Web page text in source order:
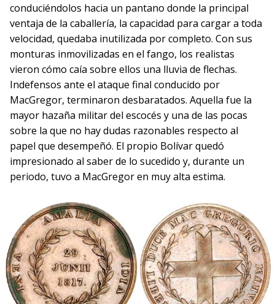
conduciéndolos hacia un pantano donde la principal
ventaja de la caballería, la capacidad para cargar a toda
velocidad, quedaba inutilizada por completo. Con sus
monturas inmovilizadas en el fango, los realistas
vieron cómo caía sobre ellos una lluvia de flechas.
Indefensos ante el ataque final conducido por
MacGregor, terminaron desbaratados. Aquella fue la
mayor hazaña militar del escocés y una de las pocas
sobre la que no hay dudas razonables respecto al
papel que desempeñó. El propio Bolívar quedó
impresionado al saber de lo sucedido y, durante un
periodo, tuvo a MacGregor en muy alta estima.